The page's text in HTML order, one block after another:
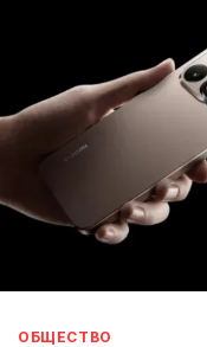
ОБЩЕСТВО